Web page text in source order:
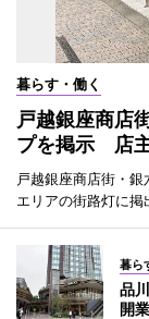
暮らす・働く
戸越銀座商店
プを掲示 店
戸越銀座商店街・
エリアの街路灯に掲
暮ら
品
開